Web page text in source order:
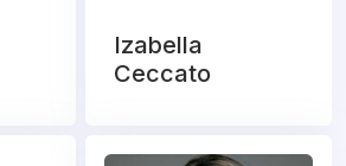
Izabella
Ceccato